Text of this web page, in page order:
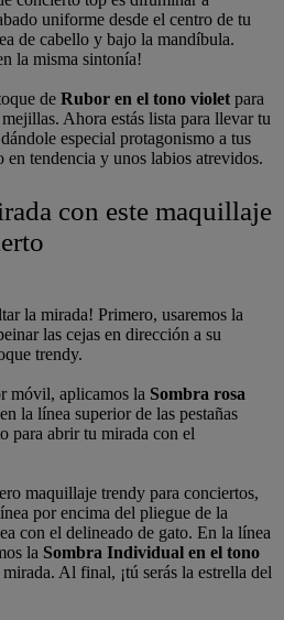
uniforme desde el centro de tu
de cabello y bajo la mandíbula.
la misma sintonía!
de Rubor en el tono violet para
Ahora estás lista para llevar tu
especial protagonismo a tus
tendencia y unos labios atrevidos.
con este maquillaje
la mirada! Primero, usaremos la
las cejas en dirección a su
trendy.
móvil, aplicamos la Sombra rosa
la línea superior de las pestañas
para abrir tu mirada con el
maquillaje trendy para conciertos,
por encima del pliegue de la
con el delineado de gato. En la línea
la Sombra Individual en el tono
Al final, ¡tú serás la estrella del